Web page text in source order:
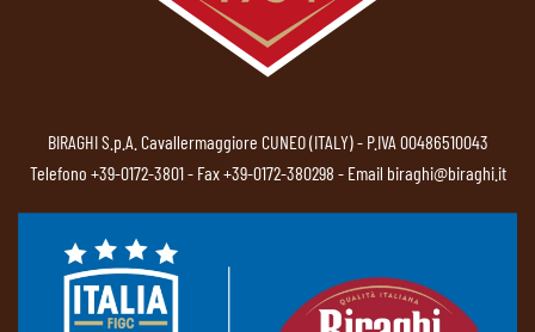
BIRAGHI S.p.A. Cavallermaggiore CUNEO (ITALY) - P.IVA 00486510043
Telefono +39-0172-3801- Fax +39-0172-380298 - Email biraghi@biraghi.it